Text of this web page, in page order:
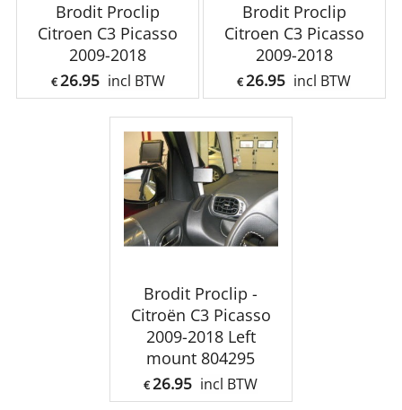
Brodit Proclip
Citroen C3 Picasso
2009-2018
€ 26.95 incl BTW
Brodit Proclip
Citroen C3 Picasso
2009-2018
€ 26.95 incl BTW
Brodit Proclip -
Citroën C3 Picasso
2009-2018 Left
mount 804295
€ 26.95 incl BTW